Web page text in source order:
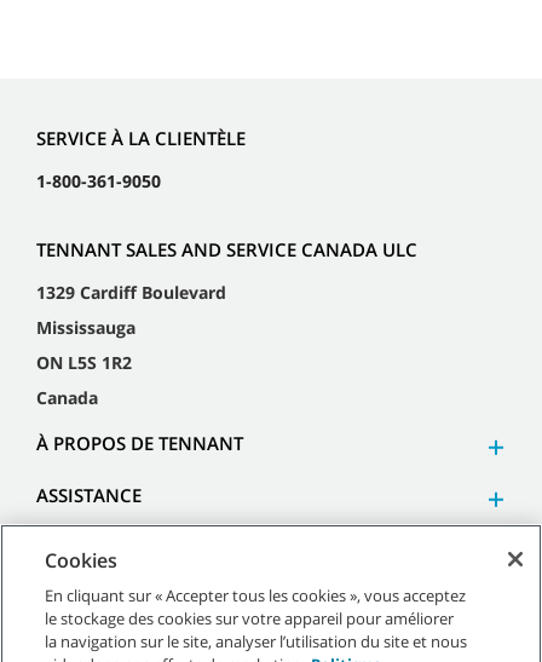
SERVICE À LA CLIENTÈLE
1-800-361-9050
TENNANT SALES AND SERVICE CANADA ULC
1329 Cardiff Boulevard
Mississauga
ON L5S 1R2
Canada
À PROPOS DE TENNANT
ASSISTANCE
© Tennant Company. Tous droits réservés.
Cookies
En cliquant sur « Accepter tous les cookies », vous acceptez
le stockage des cookies sur votre appareil pour améliorer
la navigation sur le site, analyser l’utilisation du site et nous